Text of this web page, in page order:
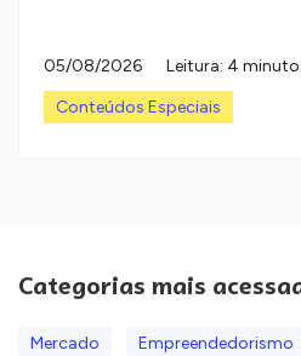
05/08/2026
Leitura: 4
Conteúdos Especiais
Categorias mais
Mercado Empreendedorismo